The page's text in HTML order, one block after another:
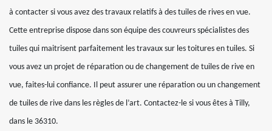
à contacter si vous avez des travaux relatifs à des tuiles de rives en vue.
Cette entreprise dispose dans son équipe des couvreurs spécialistes des
tuiles qui maitrisent parfaitement les travaux sur les toitures en tuiles. Si
vous avez un projet de réparation ou de changement de tuiles de rive en
vue, faites-lui confiance. Il peut assurer une réparation ou un changement
de tuiles de rive dans les règles de l’art. Contactez-le si vous êtes à Tilly,
dans le 36310.